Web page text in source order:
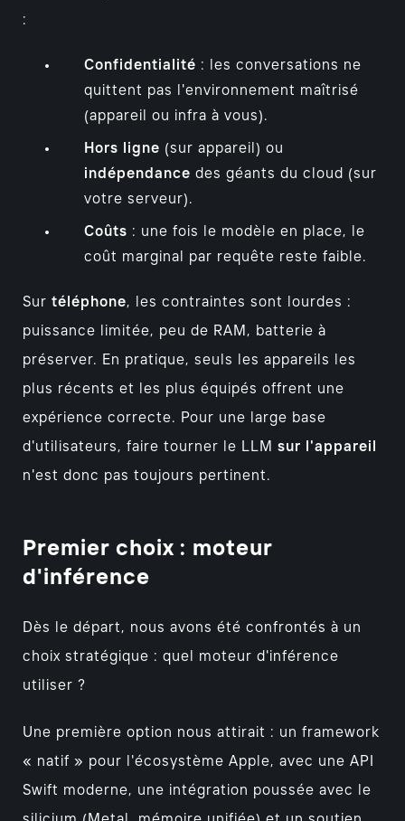
:
Confidentialité : les conversations ne
quittent pas l'environnement maîtrisé
(appareil ou infra à vous).
Hors ligne (sur appareil) ou
indépendance des géants du cloud (sur
votre serveur).
Coûts : une fois le modèle en place, le
coût marginal par requête reste faible.
Sur téléphone, les contraintes sont lourdes :
puissance limitée, peu de RAM, batterie à
préserver. En pratique, seuls les appareils les
plus récents et les plus équipés offrent une
expérience correcte. Pour une large base
d'utilisateurs, faire tourner le LLM sur l'appareil
n'est donc pas toujours pertinent.
Premier choix : moteur
d'inférence
Dès le départ, nous avons été confrontés à un
choix stratégique : quel moteur d'inférence
utiliser ?
Une première option nous attirait : un framework
« natif » pour l'écosystème Apple, avec une API
Swift moderne, une intégration poussée avec le